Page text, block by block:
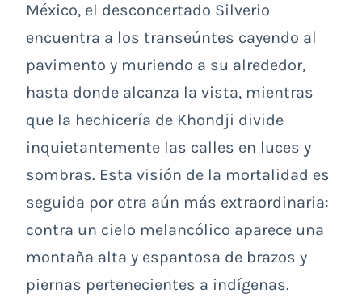
México, el desconcertado Silverio
encuentra a los transeúntes cayendo al
pavimento y muriendo a su alrededor,
hasta donde alcanza la vista, mientras
que la hechicería de Khondji divide
inquietantemente las calles en luces y
sombras. Esta visión de la mortalidad es
seguida por otra aún más extraordinaria:
contra un cielo melancólico aparece una
montaña alta y espantosa de brazos y
piernas pertenecientes a indígenas.